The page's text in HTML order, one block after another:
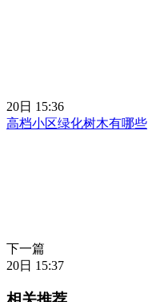
20日 15:36
高档小区绿化树木有哪些
下一篇
20日 15:37